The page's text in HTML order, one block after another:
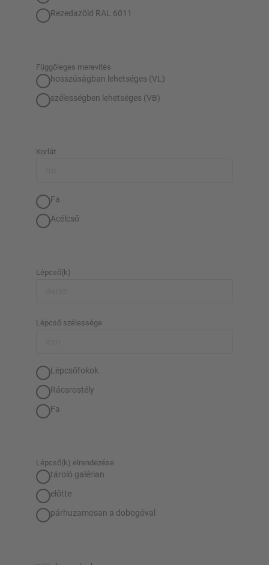
Rezedazöld RAL 6011
Függőleges merevítés
hosszúságban lehetséges (VL)
szélességben lehetséges (VB)
Korlát
Fa
Acélcső
Lépcső(k)
Lépcső szélessége
Lépcsőfokok
Rácsrostély
Fa
Lépcső(k) elrendezése
tároló galérian
előtte
párhuzamosan a dobogóval